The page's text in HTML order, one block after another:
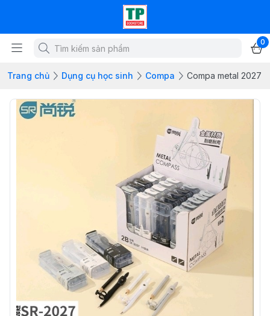
0
Trang chủ Dụng cụ học sinh Compa Compa metal 2027